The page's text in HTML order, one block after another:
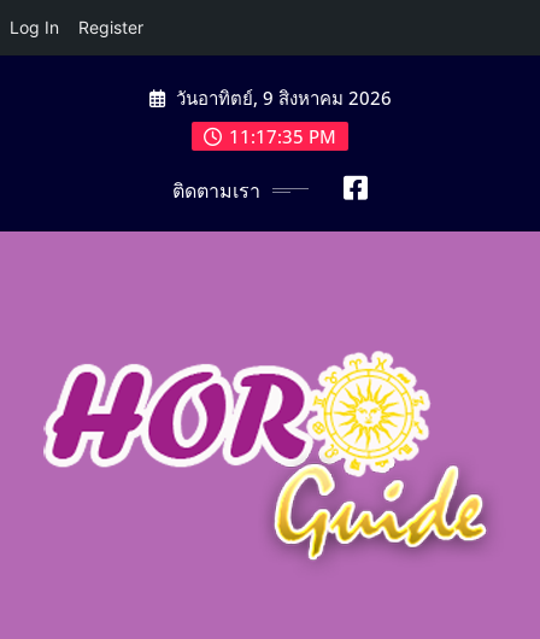
Log In Register
วันอาทิตย์, 9 สิงหาคม 2026
11:17:36 PM
ติดตามเรา